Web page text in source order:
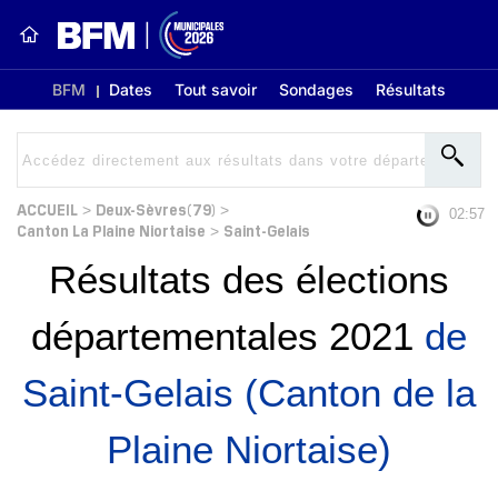
BFM Dates Tout savoir Sondages Résultats
ACCUEIL > Deux-Sèvres(79) >
Canton La Plaine Niortaise > Saint-Gelais
02:56
Résultats des élections
départementales 2021 de
Saint-Gelais (Canton de la
Plaine Niortaise)